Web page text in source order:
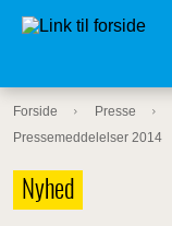
Forside Presse
Pressemeddelelser 2014
Nyhed